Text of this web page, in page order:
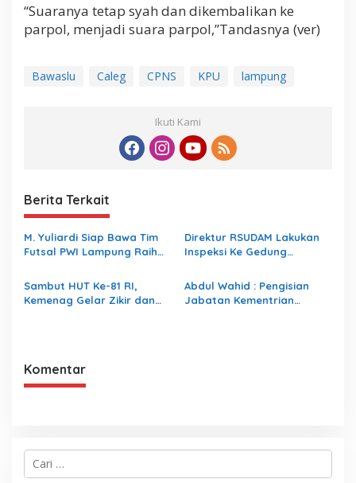
“Suaranya tetap syah dan dikembalikan ke
parpol, menjadi suara parpol,”Tandasnya (ver)
Bawaslu Caleg CPNS KPU lampung
Ikuti Kami
Berita Terkait
M. Yuliardi Siap Bawa Tim
Futsal PWI Lampung Raih
Porwanas 2027
Direktur RSUDAM Lakukan
Inspeksi Ke Gedung
Sambut HUT Ke-81 RI,
Kemenag Gelar Zikir dan
Abdul Wahid : Pengisian
Jabatan Kementrian
Komentar
C